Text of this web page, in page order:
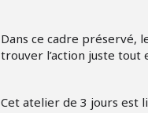
Dans ce cadre préservé,
trouver l’action juste
Cet atelier de 3 jours est